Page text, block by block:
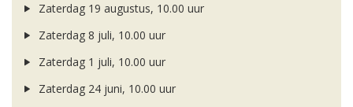
Zaterdag 19 augustus, 10.00 uur
Zaterdag 8 juli, 10.00 uur
Zaterdag 1 juli, 10.00 uur
Zaterdag 24 juni, 10.00 uur